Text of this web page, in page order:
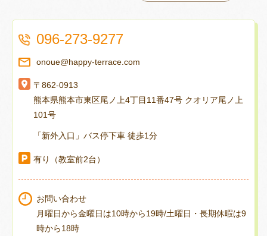
096-273-9277
onoue@happy-terrace.com
〒862-0913
熊本県熊本市東区尾ノ上4丁目11番47号 クオリア尾ノ上
101号
「新外入口」バス停下車 徒歩1分
有り（教室前2台）
お問い合わせ
月曜日から金曜日は10時から19時/土曜日・長期休暇は9
時から18時